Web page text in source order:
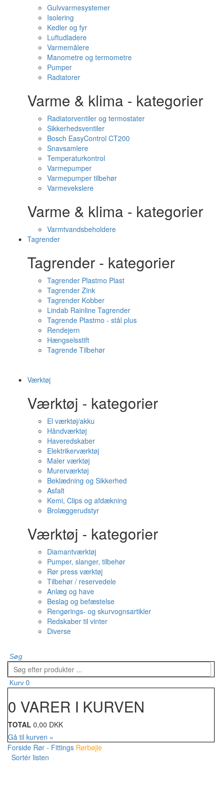
Gulvvarmesystemer
Isolering
Kedler og fyr
Luftudladere
Varmemålere
Manometre og termometre
Pumper
Radiatorer
Varme & klima - kategorier
Radiatorventiler og termostater
Sikkerhedsventiler
Bosch EasyControl CT200
Snavsamlere
Temperaturkontrol
Varmepumper
Varmepumper tilbehør
Varmevekslere
Varme & klima - kategorier
Varmtvandsbeholdere
Tagrender
Tagrender - kategorier
Tagrender Plastmo Plast
Tagrender Zink
Tagrender Kobber
Lindab Rainline Tagrender
Tagrende Plastmo - stål plus
Rendejern
Hængselsstift
Tagrende Tilbehør
Værktøj
Værktøj - kategorier
El værktøj/akku
Håndværktøj
Haveredskaber
Elektrikerværktøj
Maler værktøj
Murerværktøj
Beklædning og Sikkerhed
Asfalt
Kemi, Clips og afdækning
Brolæggerudstyr
Værktøj - kategorier
Diamantværktøj
Pumper, slanger, tilbehør
Rør press værktøj
Tilbehør / reservedele
Anlæg og have
Beslag og befæstelse
Rengørings- og skurvognsartikler
Redskaber til vinter
Diverse
Søg
Kurv 0
0 VARER I KURVEN
TOTAL 0,00 DKK
Gå til kurven »
Forside Rør - Fittings Rørbøjle
Sortér listen